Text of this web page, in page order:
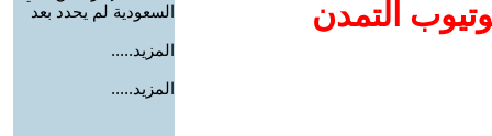
التمدن
السعودية لم يحدد بعد
المزيد.....
المزيد.....